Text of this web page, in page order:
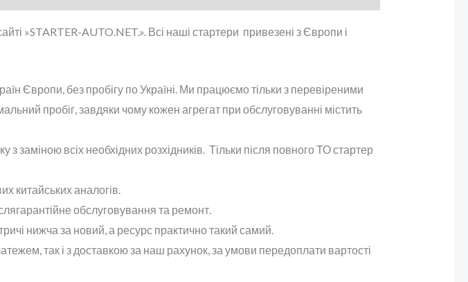
»STARTER-AUTO.NET.». Всі наші стартери привезені з Європи і
Європи, без пробігу по Україні. Ми працюємо тільки з перевіреними
пробіг, завдяки чому кожен агрегат при обслуговуванні містить
заміною всіх необхідних розхідників. Тільки після повного ТО стартер
китайських аналогів.
обслуговування та ремонт.
нижча за новий, а ресурс практично такий самий.
так і з доставкою за наш рахунок, за умови передоплати вартості